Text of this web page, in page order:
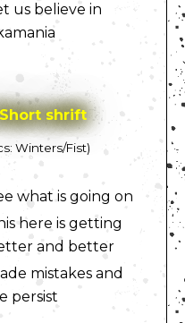
us believe in
shrift
Winters/Fist)
what is going on
here is getting
and better
mistakes and
persist